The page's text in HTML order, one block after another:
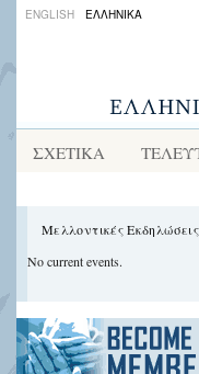
ENGLISH ΕΛΛΗΝΙΚΑ
ΣΧΕΤΙΚΑ
Μελλοντικές Εκδηλώσεις
No current events.